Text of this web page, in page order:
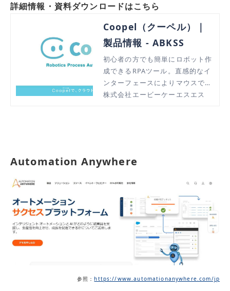
詳細情報・資料ダウンロードはこちら
Coopel（クーペル）｜
製品情報 - ABKSS
初心者の方でも簡単にロボット作
成できるRPAツール。直感的なイ
ンターフェースによりマウスで簡
単設定でき、変数定義も不要。
株式会社エービーケーエスエス
Automation Anywhere
参照：https://www.automationanywhere.com/jp